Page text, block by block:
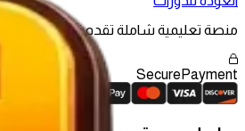
منصة تعليمية شاملة تقدم تجربة
Secure Payment